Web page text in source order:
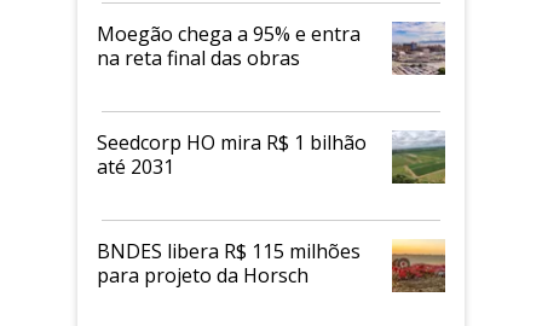
Moegão chega a 95% e entra
na reta final das obras
Seedcorp HO mira R$ 1 bilhão
até 2031
BNDES libera R$ 115 milhões
para projeto da Horsch